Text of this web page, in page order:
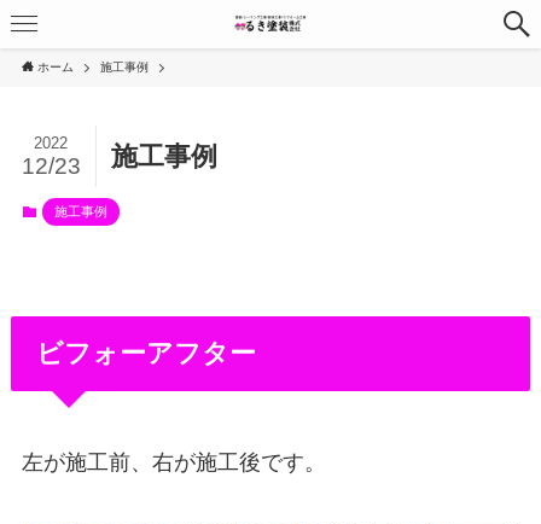
ホーム 施工事例
施工事例
2022
12/23
施工事例
ビフォーアフター
左が施工前、右が施工後です。